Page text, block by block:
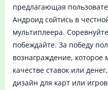
предлагающая
Андроид сойтись в
мультиплеера.
побеждайте. За победу
вознаграждение, которое
качестве ставок или
дизайн для карт или